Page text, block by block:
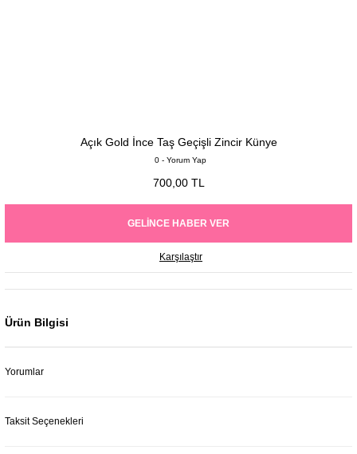
Açık Gold İnce Taş Geçişli Zincir Künye
0 - Yorum Yap
700,00 TL
GELINCE HABER VER
Karşılaştır
Ürün Bilgisi
Yorumlar
Taksit Seçenekleri